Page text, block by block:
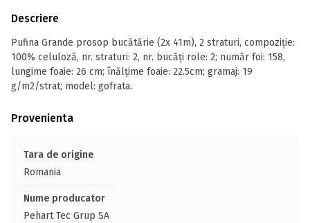
Descriere
Pufina Grande prosop bucătărie (2x 41m), 2 straturi, compoziție:
100% celuloză, nr. straturi: 2, nr. bucăți role: 2; număr foi: 158,
lungime foaie: 26 cm; înălțime foaie: 22.5cm; gramaj: 19
g/m2/strat; model: gofrata.
Provenienta
Tara de origine
Romania
Nume producator
Pehart Tec Grup SA